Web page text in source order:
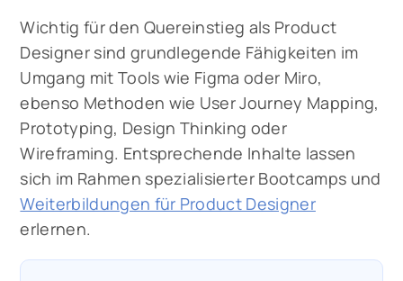
Wichtig für den Quereinstieg als Product
Designer sind grundlegende Fähigkeiten im
Umgang mit Tools wie Figma oder Miro,
ebenso Methoden wie User Journey Mapping,
Prototyping, Design Thinking oder
Wireframing. Entsprechende Inhalte lassen
sich im Rahmen spezialisierter Bootcamps und
Weiterbildungen für Product Designer
erlernen.